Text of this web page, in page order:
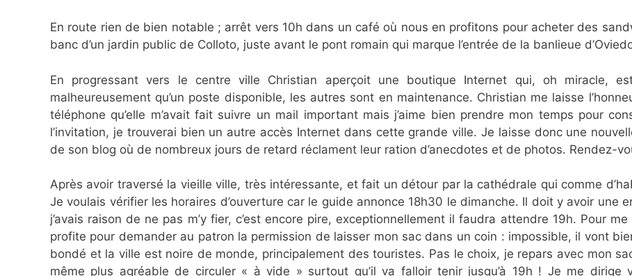
En route rien de bien notable ; arrêt vers 10h dans un café où nous en profitons pour acheter des
banc d’un jardin public de Colloto, juste avant le pont romain qui marque l’entrée de la banlieue
En progressant vers le centre ville Christian aperçoit une boutique Internet qui, oh miracle,
malheureusement qu’un poste disponible, les autres sont en maintenance. Christian me laisse
téléphone qu’elle m’avait fait suivre un mail important mais j’aime bien prendre mon temps pour
l’invitation, je trouverai bien un autre accès Internet dans cette grande ville. Je laisse donc une
de son blog où de nombreux jours de retard réclament leur ration d’anecdotes et de photos. Rendez-
Après avoir traversé la vieille ville, très intéressante, et fait un détour par la cathédrale qui comme
Je voulais vérifier les horaires d’ouverture car le guide annonce 18h30 le dimanche. Il doit y avoir une
j’avais raison de ne pas m’y fier, c’est encore pire, exceptionnellement il faudra attendre 19h. Pour
profite pour demander au patron la permission de laisser mon sac dans un coin : impossible, il vont
bondé et la ville est noire de monde, principalement des touristes. Pas le choix, je repars avec mon
même plus agréable de circuler « à vide » surtout qu’il va falloir tenir jusqu’à 19h ! Je me dirige